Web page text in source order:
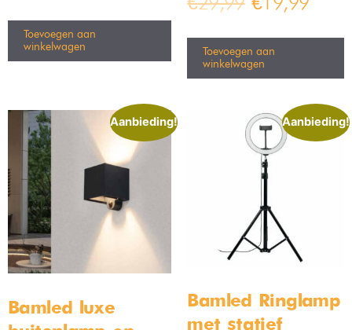
Toevoegen aan
winkelwagen
Toevoegen aan
winkelwagen
Aanbieding!
Bamled luxe
Aanbieding!
Bamled Ringlamp
met statief